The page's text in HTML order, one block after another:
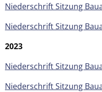
Niederschrift Sitzung
Niederschrift Sitzung
2023
Niederschrift Sitzung
Niederschrift Sitzung